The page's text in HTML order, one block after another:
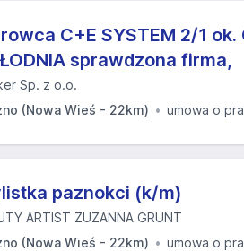
C+E SYSTEM 2/1
sprawdzona firma,
Sp. z o.o.
(Nowa Wieś - 22km)
umowa o
paznokci (k/m)
ARTIST ZUZANNA GRUNT
(Nowa Wieś - 22km)
umowa o